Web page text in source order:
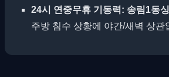
24시 연중무휴 기동력: 송림1동
주방 침수 상황에 야간/새벽 상관